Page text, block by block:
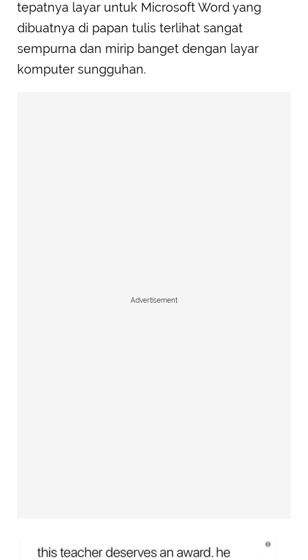
tepatnya layar untuk Microsoft Word yang
dibuatnya di papan tulis terlihat sangat
sempurna dan mirip banget dengan layar
komputer sungguhan.
Advertisement